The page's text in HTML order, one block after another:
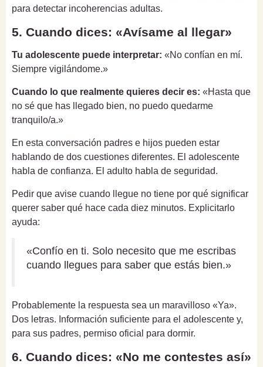
para detectar incoherencias adultas.
5. Cuando dices: «Avísame al llegar»
Tu adolescente puede interpretar: «No confían en mí.
Siempre vigilándome.»
Cuando lo que realmente quieres decir es: «Hasta que
no sé que has llegado bien, no puedo quedarme
tranquilo/a.»
En esta conversación padres e hijos pueden estar
hablando de dos cuestiones diferentes. El adolescente
habla de confianza. El adulto habla de seguridad.
Pedir que avise cuando llegue no tiene por qué significar
querer saber qué hace cada diez minutos. Explicitarlo
ayuda:
«Confío en ti. Solo necesito que me escribas
cuando llegues para saber que estás bien.»
Probablemente la respuesta sea un maravilloso «Ya».
Dos letras. Información suficiente para el adolescente y,
para sus padres, permiso oficial para dormir.
6. Cuando dices: «No me contestes así»